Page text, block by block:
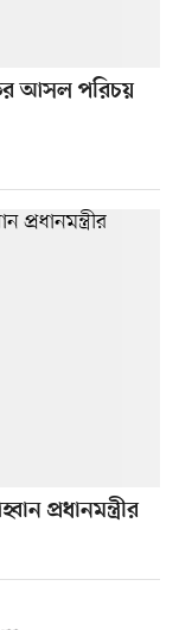
আসল পরিচয়
প্রধানমন্ত্রীর